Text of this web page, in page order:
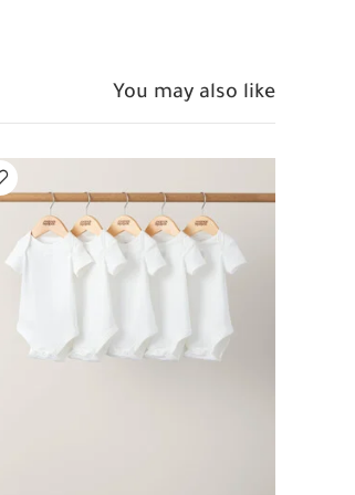
You may also like